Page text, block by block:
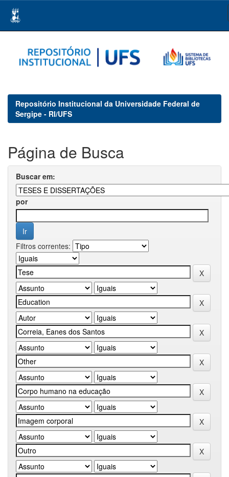
navigation
Repositório Institucional da Universidade Federal de
Sergipe - RI/UFS
Página de Busca
Buscar em:
por
Filtros correntes: